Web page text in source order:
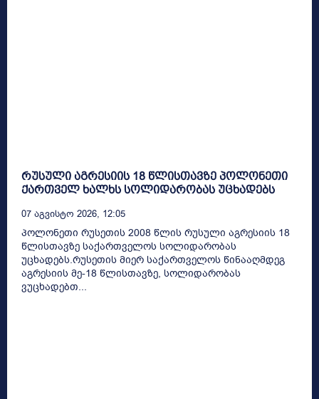
რუსული აგრესიის 18 წლისთავზე პოლონეთი
ქართველ ხალხს სოლიდარობას უცხადებს
07 Აგვისტო 2026, 12:05
პოლონეთი რუსეთის 2008 წლის რუსული აგრესიის 18
წლისთავზე საქართველოს სოლიდარობას
უცხადებს.რუსეთის მიერ საქართველოს წინააღმდეგ
აგრესიის მე-18 წლისთავზე, სოლიდარობას
ვუცხადებთ...